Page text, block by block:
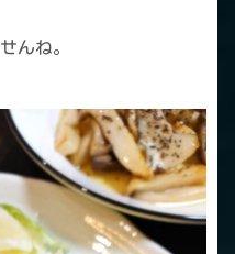
んね。